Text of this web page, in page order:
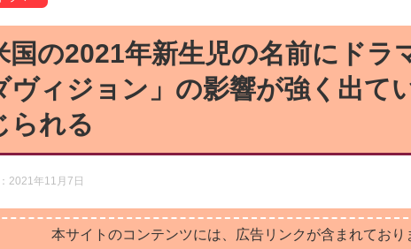
国の2021年新生児の名前にドラ
ヴィジョン」の影響が強く出て
られる
2021年11月7日
本サイトのコンテンツには、広告リンクが含まれており